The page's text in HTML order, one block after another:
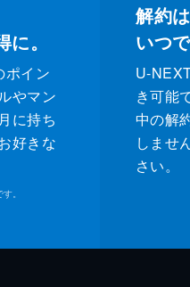
。
ポイン
やマン
に持ち
好きな
。
解約は
いつ
U-
き可能
中の解
しませ
さい。